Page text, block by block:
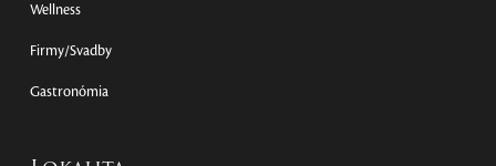
Wellness
Firmy/Svadby
Gastronómia